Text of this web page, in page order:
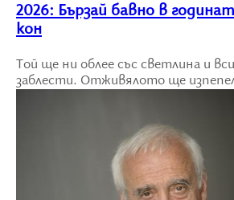
2026: Бързай бавно в
кон
Той ще ни облее със светлина и
заблести. Отживялото ще